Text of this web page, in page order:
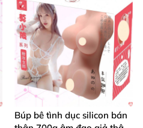
Búp bê tình dục silicon bán